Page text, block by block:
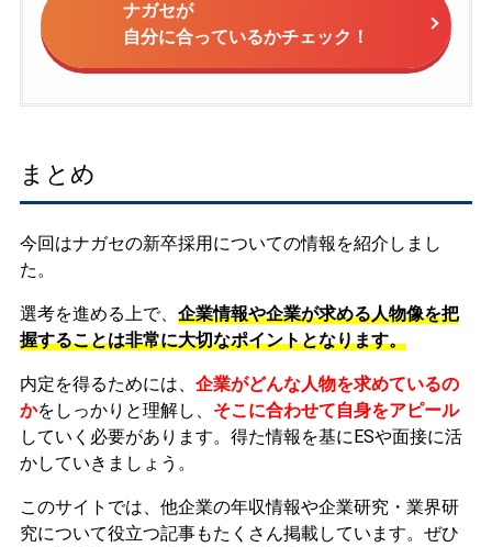
ナガセが
自分に合っているかチェック！
まとめ
今回はナガセの新卒採用についての情報を紹介しまし
た。
選考を進める上で、 企業情報や企業が求める人物像を把
握することは非常に大切なポイントとなります。
内定を得るためには、 企業がどんな人物を求めているの
かをしっかりと理解し、 そこに合わせて自身をアピール
していく必要があります。 得た情報を基にESや面接に活
かしていきましょう。
このサイトでは、他企業の年収情報や企業研究・業界研
究について役立つ記事もたくさん掲載しています。ぜひ